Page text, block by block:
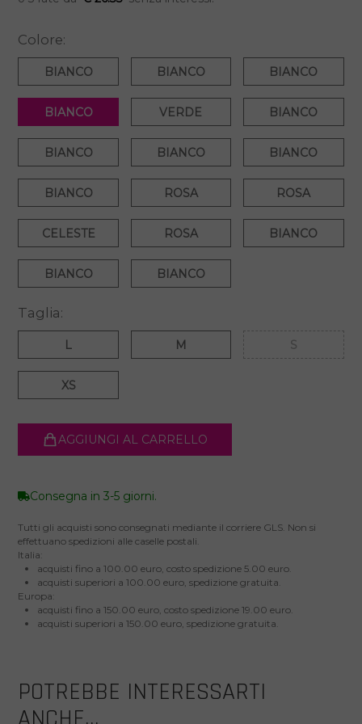
Colore:
BIANCO BIANCO BIANCO
BIANCO VERDE BIANCO
BIANCO BIANCO BIANCO
BIANCO ROSA ROSA
CELESTE ROSA BIANCO
BIANCO BIANCO
Taglia:
L M S
XS
AGGIUNGI AL CARRELLO
Consegna in 3-5 giorni.
Tutti gli acquisti sono consegnati mediante il corriere GLS. Non si
effettuano spedizioni alle caselle postali.
Italia:
acquisti fino a 100.00 euro, costo spedizione 5.00 euro.
acquisti superiori a 100.00 euro, spedizione gratuita.
Europa:
acquisti fino a 150.00 euro, costo spedizione 19.00 euro.
acquisti superiori a 150.00 euro, spedizione gratuita.
POTREBBE INTERESSARTI